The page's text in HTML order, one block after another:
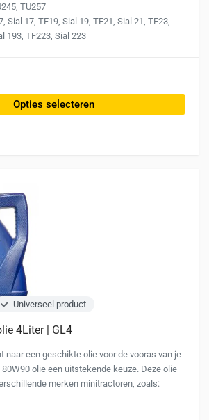
TU257
Sial 17, TF19, Sial 19, TF21, Sial 21, TF23,
193, TF223, Sial 223
Opties selecteren
Universeel product
4Liter | GL4
naar een geschikte olie voor de vooras van je
olie een uitstekende keuze. Deze olie
merken minitractoren, zoals: